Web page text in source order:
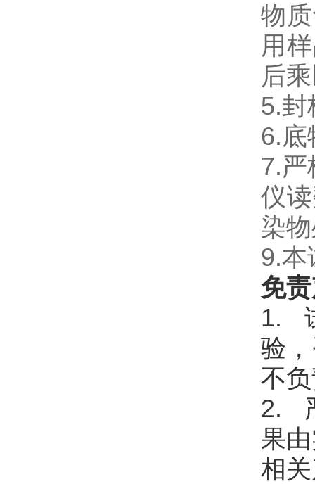
物
用
后
5.封
6.底
7.严
仪
染
9.本
免
1.
验
不
2.
果
相